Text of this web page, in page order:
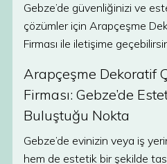
Gebze’de güvenliğinizi ve
çözümler için Arapçeşme
Firması ile iletişime
Arapçeşme Dekoratif
Firması: Gebze’de
Buluştuğu Nokta
Gebze’de evinizin veya iş
hem de estetik bir şekilde